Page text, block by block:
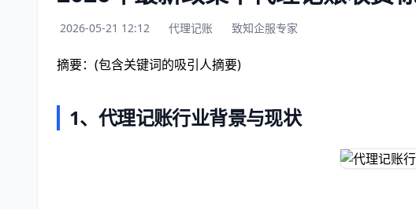
2026-05-21 12:12 代理记账 致知企服专家
摘要：(包含关键词的吸引人摘要)
1、 代理记账行业背景与现状